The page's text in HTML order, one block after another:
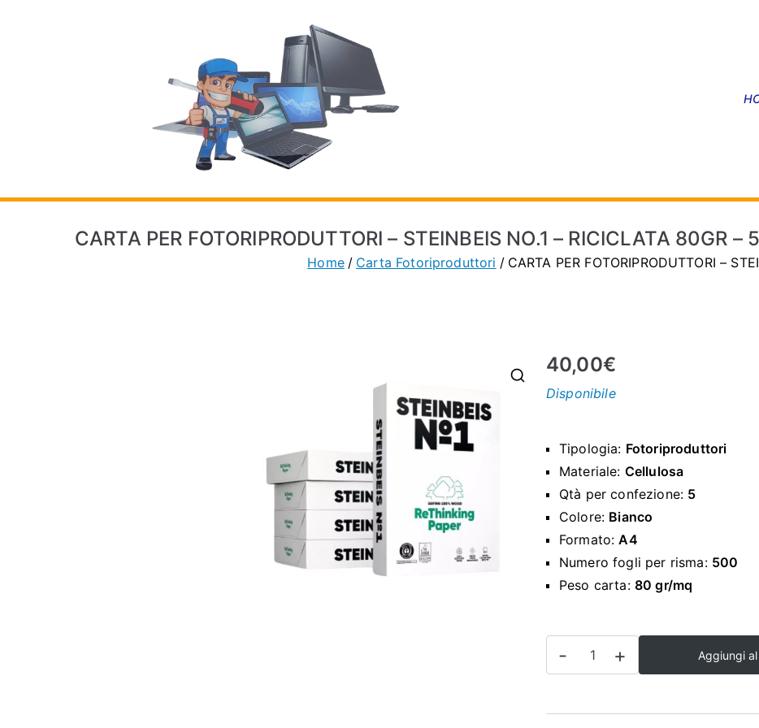
CARTA PER FOTORIPRODUTTORI – STEINBEIS NO.1 – RICICLATA 80GR –
Home Carta Fotoriproduttori CARTA PER FOTORIPRODUTTORI –
40,00€
Tipologia: Fotoriproduttori
Materiale: Cellulosa
Qtà per confezione: 5
Colore: Bianco
Formato:A4
Numero fogli per risma: 500
Peso carta: 80 gr/mq
Disponibile
-
PER
-
+ Aggiungi